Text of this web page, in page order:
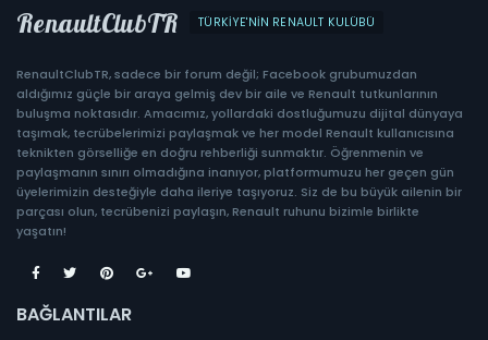
RenaultClubTR TÜRKIYE'NIN RENAULT KULÜBÜ
RenaultClubTR, sadece bir forum değil; Facebook grubumuzdan
aldığımız güçle bir araya gelmiş dev bir aile ve Renault tutkunlarının
buluşma noktasıdır. Amacımız, yollardaki dostluğumuzu dijital dünyaya
taşımak, tecrübelerimizi paylaşmak ve her model Renault kullanıcısına
teknikten görselliğe en doğru rehberliği sunmaktır. Öğrenmenin ve
paylaşmanın sınırı olmadığına inanıyor, platformumuzu her geçen gün
üyelerimizin desteğiyle daha ileriye taşıyoruz. Siz de bu büyük ailenin bir
parçası olun, tecrübenizi paylaşın, Renault ruhunu bizimle birlikte
yaşatın!
BAĞLANTILAR